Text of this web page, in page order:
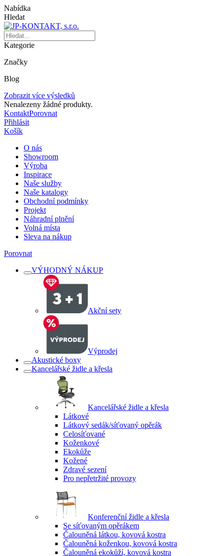
Nabídka
Hledat
Kategorie
Značky
Blog
Zobrazit více výsledků
Nenalezeny žádné produkty.
KontaktPorovnat
Přihlásit
Košík
O nás
Showroom
Výroba
Inspirace
Naše služby
Naše katalogy
Obchodní podmínky
Projekt
Náhradní plnění
Volná místa
Sleva na nákup
Porovnat
VÝHODNÝ NÁKUP
Akční sety
Výprodej
Akustické boxy
Kancelářské židle a křesla
Kancelářské židle a křesla
Látkové
Látkový sedák/síťovaný opěrák
Celosíťované
Koženkové
Ekokůže
Kožené
Zdravé sezení
Pro nepřetržité provozy
Konferenční židle a křesla
Se síťovaným opěrákem
Čalouněná látkou, kovová kostra
Čalouněná koženkou, kovová kostra
Čalouněná ekokůží, kovová kostra